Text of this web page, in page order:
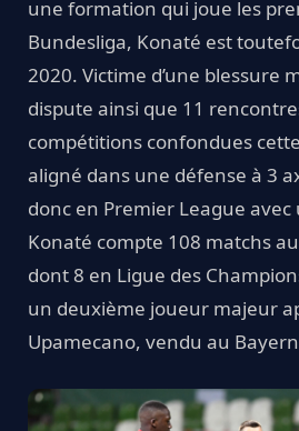
une formation qui joue les
Bundesliga, Konaté est
2020. Victime d’une blessure
dispute ainsi que 11
compétitions confondues
aligné dans une défense à 3
donc en Premier League avec
Konaté compte 108 matchs
dont 8 en Ligue des
un deuxième joueur majeur
Upamecano, vendu au